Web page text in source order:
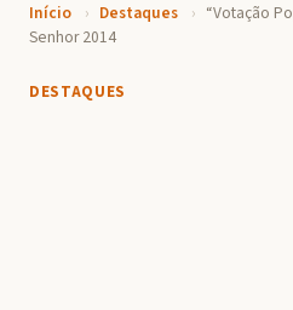
Início › Destaques › “Votação
Senhor 2014
DESTAQUES